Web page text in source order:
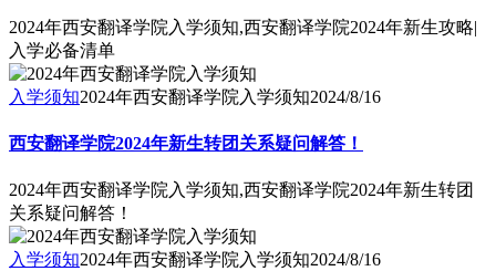
2024年西安翻译学院入学须知,西安翻译学院2024年新生攻略|
入学必备清单
入学须知2024年西安翻译学院入学须知2024/8/16
西安翻译学院2024年新生转团关系疑问解答！
2024年西安翻译学院入学须知,西安翻译学院2024年新生转团
关系疑问解答！
入学须知2024年西安翻译学院入学须知2024/8/16